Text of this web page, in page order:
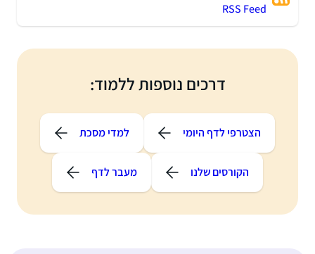
RSS Feed
דרכים נוספות ללמוד:
הצטרפי לדף היומי למדי מסכת
הקורסים שלנו מעבר לדף